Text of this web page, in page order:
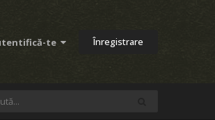
te Înregistrare